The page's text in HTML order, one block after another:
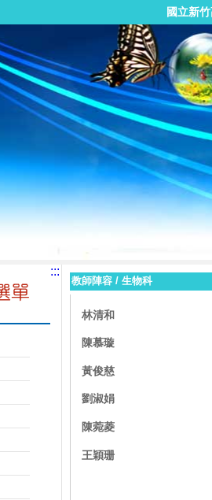
國立新
:::
教師陣容 / 生物科
林清和
陳慕璇
黃俊慈
劉淑娟
陳菀菱
王穎珊